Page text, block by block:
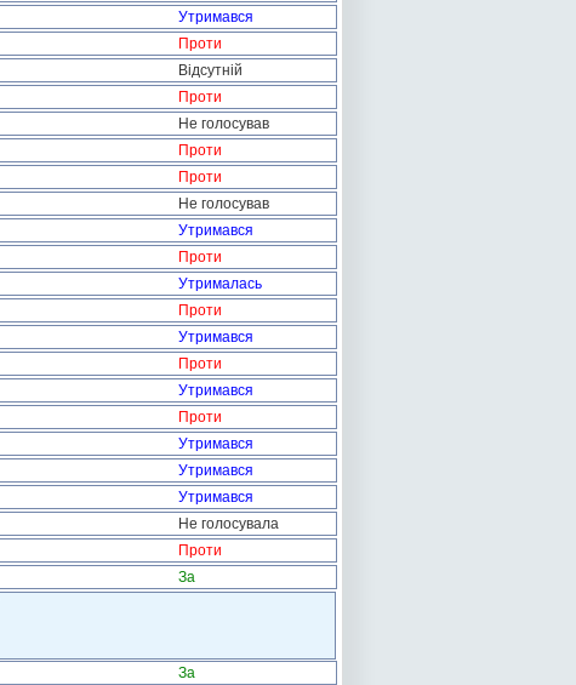
Утримався
Проти
Відсутній
Проти
Не голосував
Проти
Проти
Не голосував
Утримався
Проти
Утрималась
Проти
Утримався
Проти
Утримався
Проти
Утримався
Утримався
Утримався
Не голосувала
Проти
За
За